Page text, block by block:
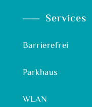
Services
Barrierefrei
Parkhaus
WLAN